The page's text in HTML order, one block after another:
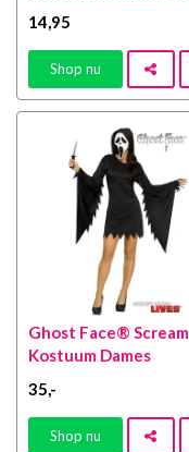
14,95
Shop nu
Ghost Face® Scream
Kostuum Dames
35,-
Shop nu